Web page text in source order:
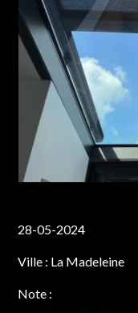
28-05-2024
Ville : La Madeleine
Note :